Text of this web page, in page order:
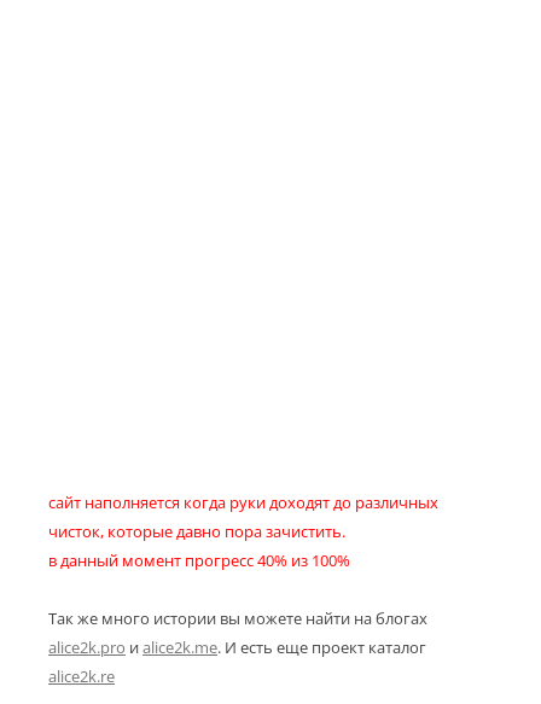
сайт наполняется когда руки доходят до различных
чисток, которые давно пора зачистить.
в данный момент прогресс 40% из 100%
Так же много истории вы можете найти на блогах
alice2k.pro иalice2k.me. И есть еще проект каталог
alice2k.re